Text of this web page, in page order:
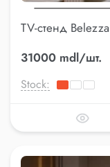
TV-стенд Belezza
31000 mdl/шт.
Stock: